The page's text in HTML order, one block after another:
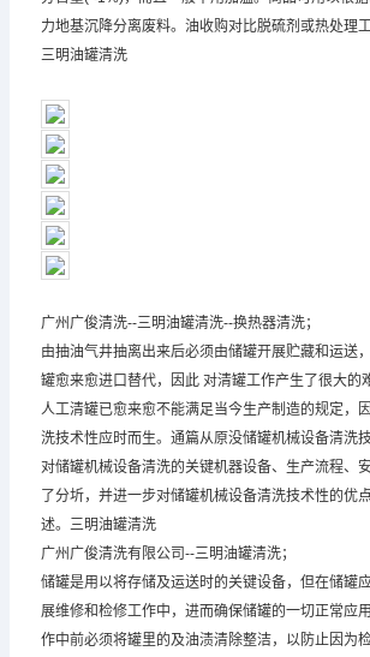
力地基沉降分离废料。油收购对比脱硫剂或热处理
三明油罐清洗
广州广俊清洗--三明油罐清洗--换热器清洗；
由抽油气井抽离出来后必须由储罐开展贮藏和运送
罐愈来愈进口替代，因此 对清罐工作产生了很大的
人工清罐已愈来愈不能满足当今生产制造的规定，
洗技术性应时而生。通篇从原没储罐机械设备清洗
对储罐机械设备清洗的关键机器设备、生产流程、
了分圻，并进一步对储罐机械设备清洗技术性的优
述。三明油罐清洗
广州广俊清洗有限公司--三明油罐清洗；
储罐是用以将存储及运送时的关键设备，但在储罐
展维修和检修工作中，进而确保储罐的一切正常应
作中前必须将罐里的及油渍清除整洁，以防止因为